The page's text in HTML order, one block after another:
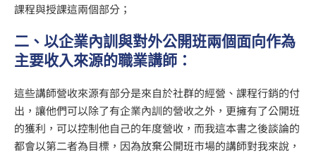
課程與授課這兩個部分；
二、以企業內訓與對外公開班兩個面向作為
主要收入來源的職業講師：
這些講師營收來源有部分是來自於社群的經營、課程行銷的付
出，讓他們可以除了有企業內訓的營收之外，更擁有了公開班
的獲利，可以控制他自己的年度營收，而我這本書之後談論的
都會以第二者為目標，因為放棄公開班市場的講師對我來說，